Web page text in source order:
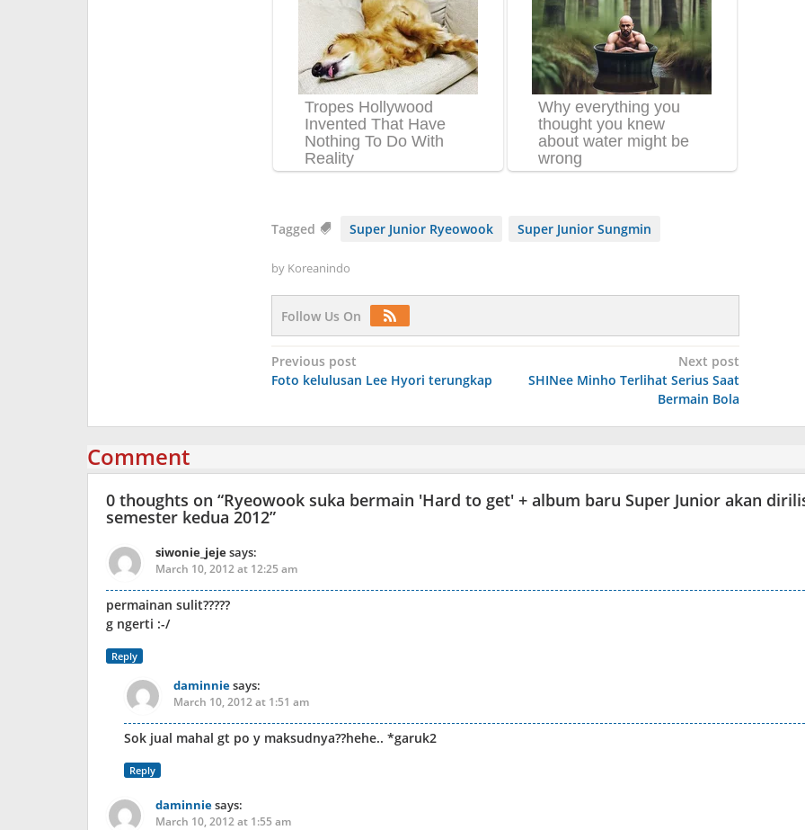
Tagged Super Junior Ryeowook Super Junior Sungmin
by Koreanindo
Follow Us On
Post
navigation
Previous post
Foto kelulusan Lee Hyori terungkap
Next post
SHINee Minho Terlihat Serius Saat
Bermain Bola
Comment
0 thoughts on “Ryeowook suka bermain 'Hard to get' + album baru Super Junior akan
semester kedua 2012”
siwonie_jejesays:
March 10, 2012 at 12:25 am
permainan sulit?????
g ngerti :-/
Reply
daminniesays:
March 10, 2012 at 1:51 am
Sok jual mahal gt po y maksudnya??hehe.. *garuk2
Reply
daminniesays:
March 10, 2012 at 1:55 am